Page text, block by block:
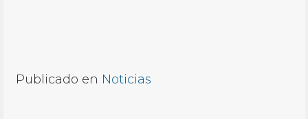
Publicado en Noticias